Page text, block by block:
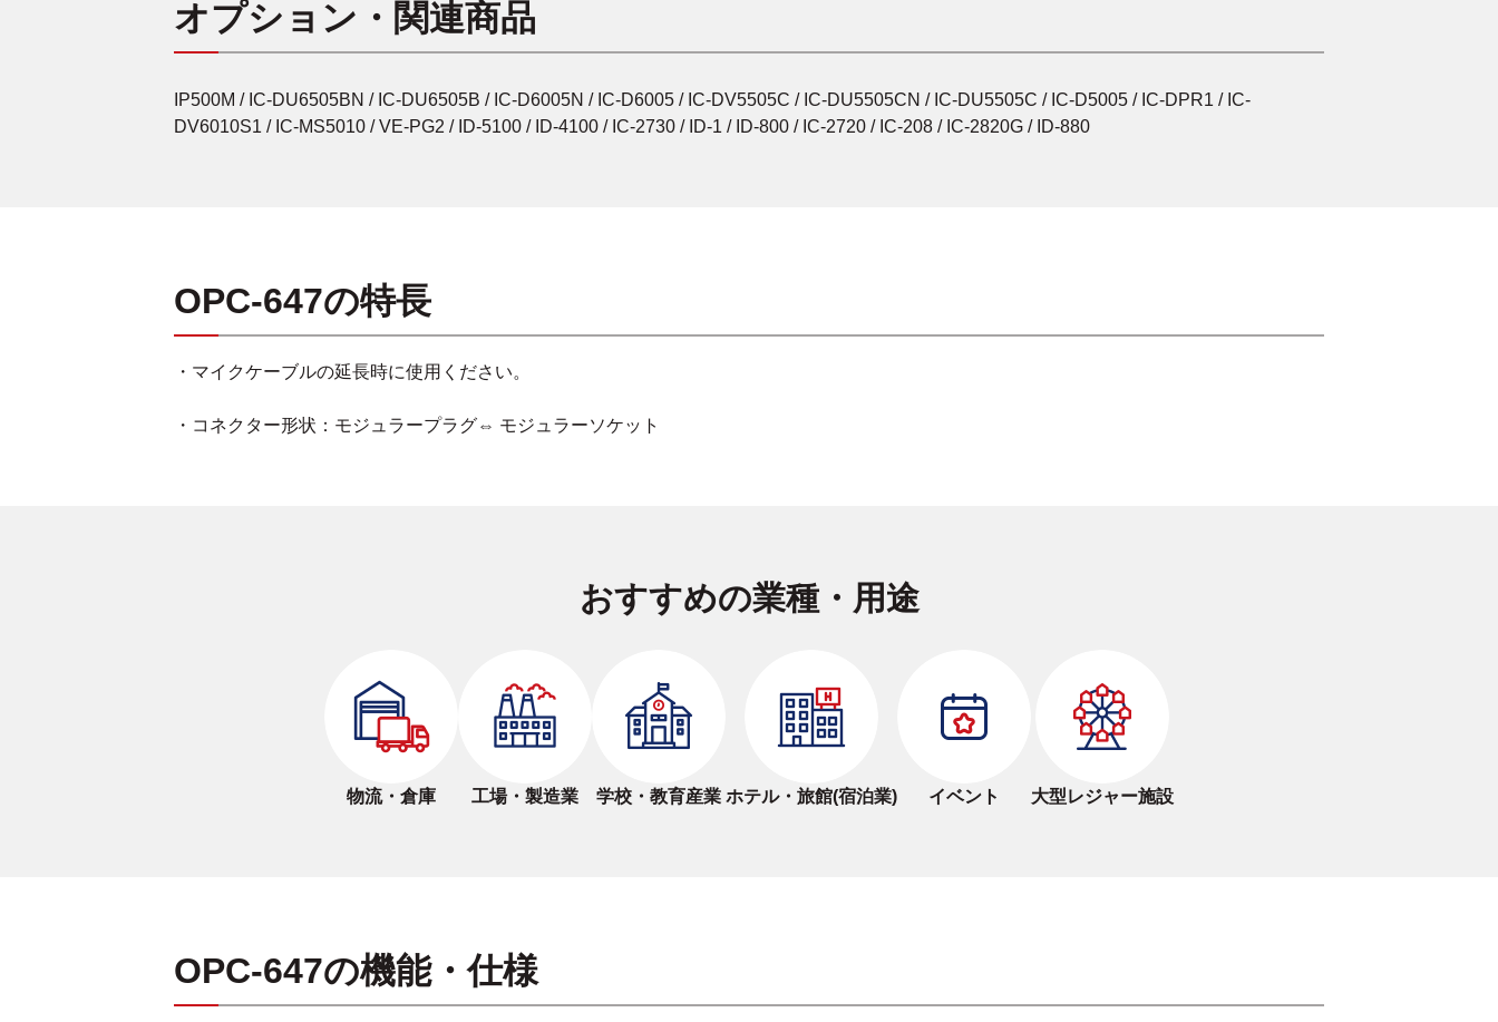
オプション・関連商品
IP500M / IC-DU6505BN / IC-DU6505B / IC-D6005N / IC-D6005 / IC-DV5505C / IC-DU5505CN / IC-DU5505C / IC-D5005 / IC-DPR1 / IC-
DV6010S1 / IC-MS5010 / VE-PG2 / ID-5100 / ID-4100 / IC-2730 / ID-1 / ID-800 / IC-2720 / IC-208 / IC-2820G / ID-880
OPC-647の特長
・マイクケーブルの延長時に使用ください。
・コネクター形状：モジュラープラグ⇔ モジュラーソケット
おすすめの業種・用途
物流・倉庫 工場・製造業 学校・教育産業 ホテル・旅館(宿泊業) イベント 大型レジャー施設
OPC-647の機能・仕様